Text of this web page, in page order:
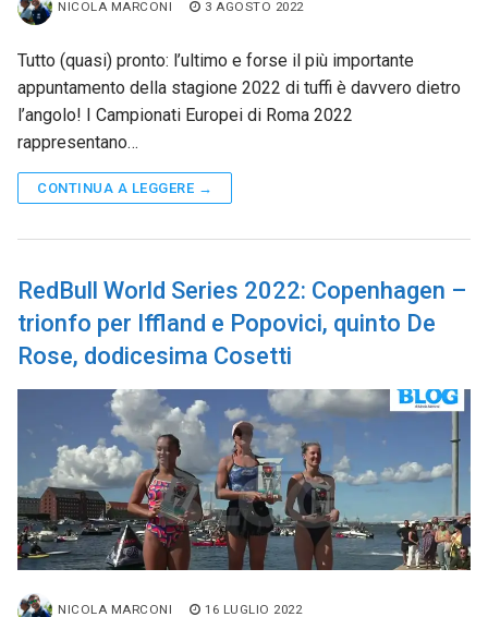
NICOLA MARCONI 3 AGOSTO 2022
Tutto (quasi) pronto: l’ultimo e forse il più importante
appuntamento della stagione 2022 di tuffi è davvero dietro
l’angolo! I Campionati Europei di Roma 2022
rappresentano…
CONTINUA A LEGGERE →
RedBull World Series 2022: Copenhagen –
trionfo per Iffland e Popovici, quinto De
Rose, dodicesima Cosetti
NICOLA MARCONI 16 LUGLIO 2022